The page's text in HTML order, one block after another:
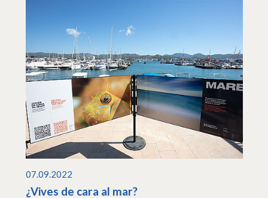
07.09.2022
¿Vives de cara al mar?